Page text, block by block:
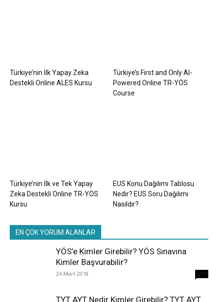
Türkiye’nin İlk Yapay Zeka
Destekli Online ALES Kursu
Türkiye’s First and Only AI-
Powered Online TR-YÖS
Course
Türkiye’nin İlk ve Tek Yapay
Zeka Destekli Online TR-YÖS
Kursu
EUS Konu Dağılımı Tablosu
Nedir? EUS Soru Dağılımı
Nasıldır?
EN ÇOK YORUM ALANLAR
YÖS’e Kimler Girebilir? YÖS Sınavına
Kimler Başvurabilir?
24 Mart 2018
TYT AYT Nedir Kimler Girebilir? TYT AYT